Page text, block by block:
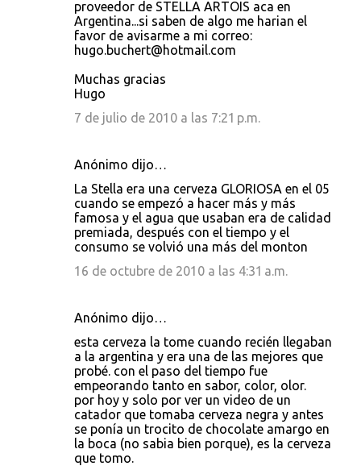
proveedor de STELLA ARTOIS aca en
Argentina...si saben de algo me harian el
favor de avisarme a mi correo:
hugo.buchert@hotmail.com
Muchas gracias
Hugo
7 de julio de 2010 a las 7:21 p.m.
Anónimo dijo…
La Stella era una cerveza GLORIOSA en el 05
cuando se empezó a hacer más y más
famosa y el agua que usaban era de calidad
premiada, después con el tiempo y el
consumo se volvió una más del monton
16 de octubre de 2010 a las 4:31 a.m.
Anónimo dijo…
esta cerveza la tome cuando recién llegaban
a la argentina y era una de las mejores que
probé. con el paso del tiempo fue
empeorando tanto en sabor, color, olor.
por hoy y solo por ver un video de un
catador que tomaba cerveza negra y antes
se ponía un trocito de chocolate amargo en
la boca (no sabia bien porque), es la cerveza
que tomo.